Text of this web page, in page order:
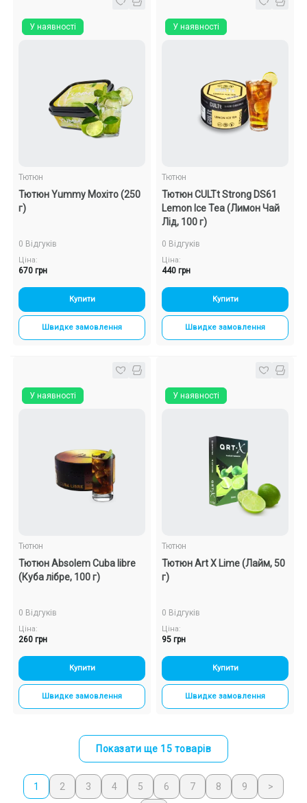
У наявності
Тютюн
Тютюн Yummy Мохіто (250
г)
0 Відгуків
Ціна:
670 грн
Купити
Швидке замовлення
У наявності
Тютюн
Тютюн CULTt Strong DS61
Lemon Ice Tea (Лимон Чай
Лід, 100 г)
0 Відгуків
Ціна:
440 грн
Купити
Швидке замовлення
У наявності
Тютюн
Тютюн Absolem Cuba libre
(Куба лібре, 100 г)
0 Відгуків
Ціна:
260 грн
Купити
Швидке замовлення
У наявності
Тютюн
Тютюн Art X Lime (Лайм, 50
г)
0 Відгуків
Ціна:
95 грн
Купити
Швидке замовлення
Показати ще 15 товарів
1 2 3 4 5 6 7 8 9 >